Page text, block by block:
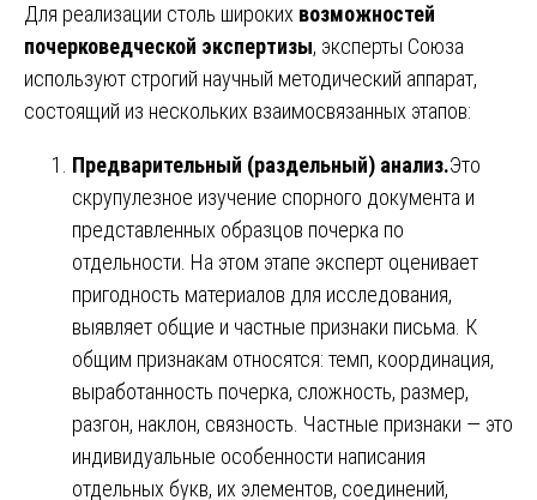
Для реализации столь широких возможностей
почерковедческой экспертизы, эксперты Союза
используют строгий научный методический аппарат,
состоящий из нескольких взаимосвязанных этапов:
Предварительный (раздельный) анализ.Это
скрупулезное изучение спорного документа и
представленных образцов почерка по
отдельности. На этом этапе эксперт оценивает
пригодность материалов для исследования,
выявляет общие и частные признаки письма. К
общим признакам относятся: темп, координация,
выработанность почерка, сложность, размер,
разгон, наклон, связность. Частные признаки — это
индивидуальные особенности написания
отдельных букв, их элементов, соединений,